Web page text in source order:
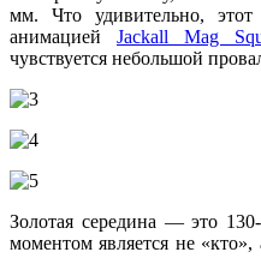
мм. Что удивительно, этот
анимацией Jackall Mag
чувствуется небольшой
Золотая середина — это
моментом является не